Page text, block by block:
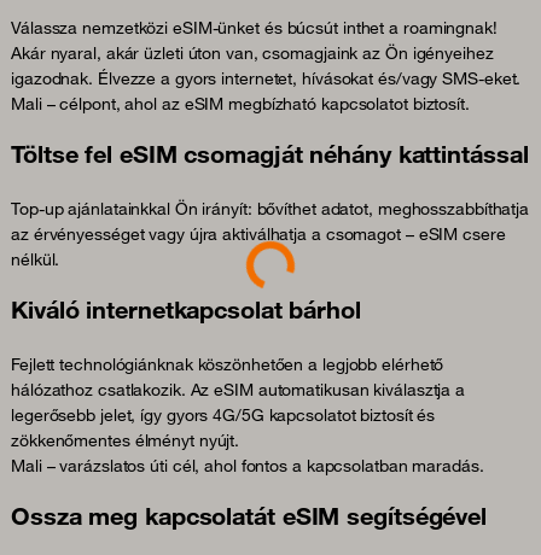
Válassza nemzetközi eSIM-ünket és búcsút inthet a roamingnak!
Akár nyaral, akár üzleti úton van, csomagjaink az Ön igényeihez
igazodnak. Élvezze a gyors internetet, hívásokat és/vagy SMS-eket.
Mali – célpont, ahol az eSIM megbízható kapcsolatot biztosít.
Töltse fel eSIM csomagját néhány kattintással
Top-up ajánlatainkkal Ön irányít: bővíthet adatot, meghosszabbíthatja
az érvényességet vagy újra aktiválhatja a csomagot – eSIM csere
nélkül.
Kiváló internetkapcsolat bárhol
Fejlett technológiánknak köszönhetően a legjobb elérhető
hálózathoz csatlakozik. Az eSIM automatikusan kiválasztja a
legerősebb jelet, így gyors 4G/5G kapcsolatot biztosít és
zökkenőmentes élményt nyújt.
Mali – varázslatos úti cél, ahol fontos a kapcsolatban maradás.
Ossza meg kapcsolatát eSIM segítségével
Loading...